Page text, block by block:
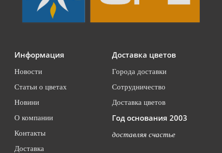
Информация
Новости
Статьи о цветах
Новини
О компании
Контакты
Доставка
Доставка цветов
Города доставки
Сотрудничество
Доставка цветов
Год основания 2003
доставляя счастье